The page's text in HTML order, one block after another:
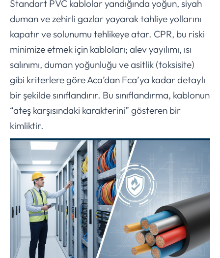
Standart PVC kablolar yandığında yoğun, siyah
duman ve zehirli gazlar yayarak tahliye yollarını
kapatır ve solunumu tehlikeye atar. CPR, bu riski
minimize etmek için kabloları; alev yayılımı, ısı
salınımı, duman yoğunluğu ve asitlik (toksisite)
gibi kriterlere göre Aca’dan Fca’ya kadar detaylı
bir şekilde sınıflandırır. Bu sınıflandırma, kablonun
“ateş karşısındaki karakterini” gösteren bir
kimliktir.